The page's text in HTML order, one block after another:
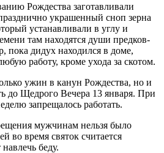
Рождества заготавливали
украшенный сноп зерна
устанавливали в углу и
там находятся души предков-
пока дидух находился в доме,
работу, кроме ухода за скотом.
ужин в канун Рождества, но и
до Щедрого Вечера 13 января. При
запрещалось работать.
мужчинам нельзя было
во время святок считается
беду.